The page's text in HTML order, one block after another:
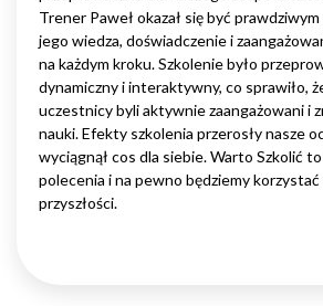
Trener Paweł okazał się być
jego wiedza, doświadczenie i
na każdym kroku. Szkolenie było
dynamiczny i interaktywny, co sprawiło,
uczestnicy byli aktywnie zaangażowani i
nauki. Efekty szkolenia przerosły nasze
wyciągnął cos dla siebie. Warto Szkolić
polecenia i na pewno będziemy korzystać
przyszłości.